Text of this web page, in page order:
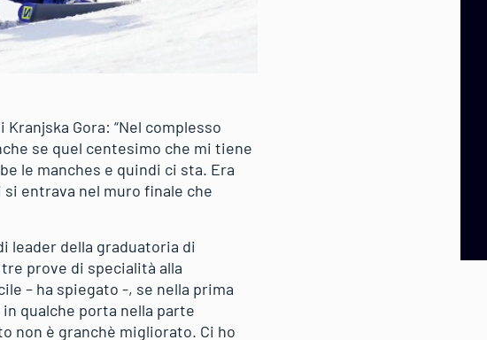
Gora: “Nel complesso
se quel centesimo che mi tiene
le manches e quindi ci sta. Era
entrava nel muro finale che
leader della graduatoria di
prove di specialità alla
– ha spiegato -, se nella prima
qualche porta nella parte
non è granchè migliorato. Ci ho